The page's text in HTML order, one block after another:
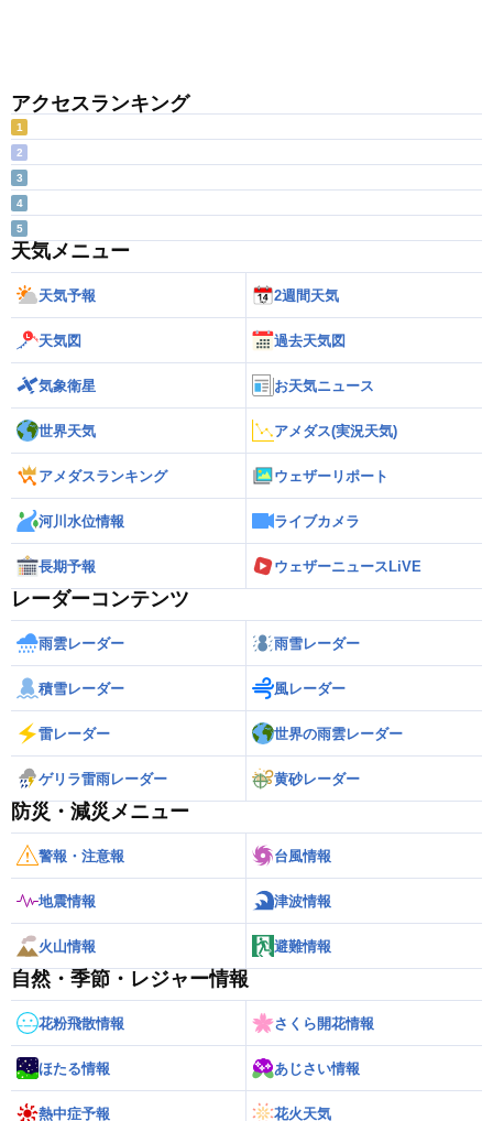
アクセスランキング
1
2
3
4
5
天気メニュー
天気予報 2週間天気
天気図 過去天気図
気象衛星 お天気ニュース
世界天気 アメダス(実況天気)
アメダスランキング ウェザーリポート
河川水位情報 ライブカメラ
長期予報 ウェザーニュースLiVE
レーダーコンテンツ
雨雲レーダー 雨雪レーダー
積雪レーダー 風レーダー
雷レーダー 世界の雨雲レーダー
ゲリラ雷雨レーダー 黄砂レーダー
防災・減災メニュー
警報・注意報 台風情報
地震情報 津波情報
火山情報 避難情報
自然・季節・レジャー情報
花粉飛散情報 さくら開花情報
ほたる情報 あじさい情報
熱中症予報 花火天気